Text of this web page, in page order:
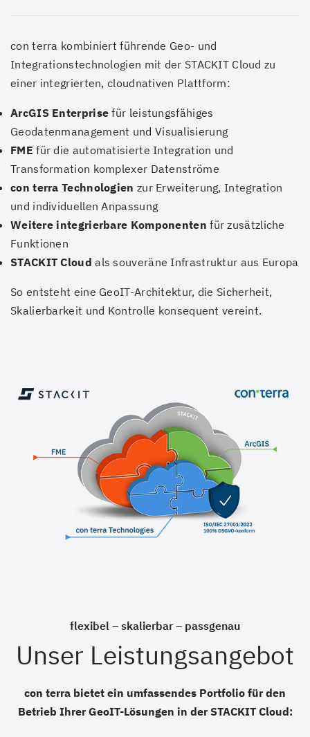
con terra kombiniert führende Geo- und
Integrationstechnologien mit der STACKIT Cloud zu
einer integrierten, cloudnativen Plattform:
ArcGIS Enterprise für leistungsfähiges
Geodatenmanagement und Visualisierung
FME für die automatisierte Integration und
Transformation komplexer Datenströme
con terra Technologien zur Erweiterung, Integration
und individuellen Anpassung
Weitere integrierbare Komponenten für zusätzliche
Funktionen
STACKIT Cloud als souveräne Infrastruktur aus Europa
So entsteht eine GeoIT-Architektur, die Sicherheit,
Skalierbarkeit und Kontrolle konsequent vereint.
flexibel – skalierbar – passgenau
Unser Leistungsangebot
con terra bietet ein umfassendes Portfolio für den
Betrieb Ihrer GeoIT-Lösungen in der STACKIT Cloud: